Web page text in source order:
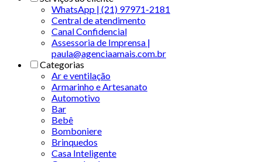
WhatsApp | (21) 97971-2181
Central de atendimento
Canal Confidencial
Assessoria de Imprensa |
paula@agenciaamais.com.br
Categorias
Ar e ventilação
Armarinho e Artesanato
Automotivo
Bar
Bebê
Bomboniere
Brinquedos
Casa Inteligente